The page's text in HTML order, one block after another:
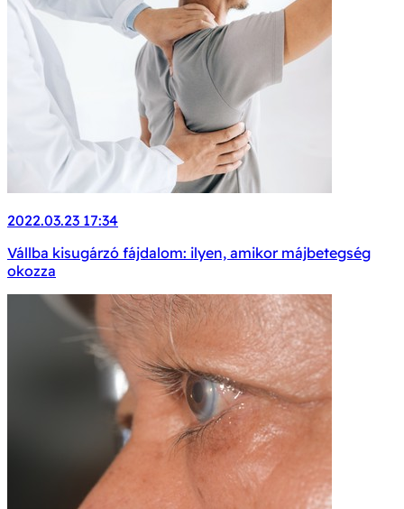
2022.03.23 17:34
Vállba kisugárzó fájdalom: ilyen, amikor májbetegség
okozza